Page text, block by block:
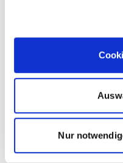
Nur